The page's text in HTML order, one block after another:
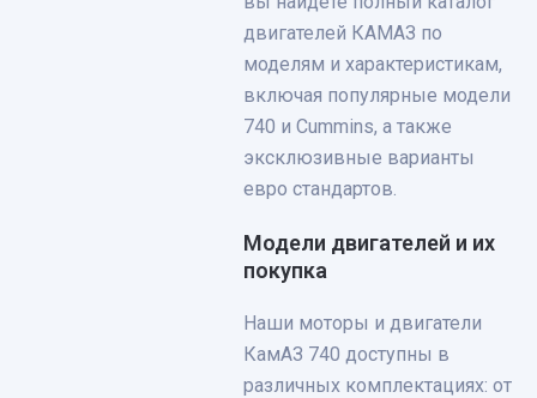
двигателей КАМАЗ по
моделям и характеристикам,
включая популярные модели
740 и Cummins, а также
эксклюзивные варианты
евро стандартов.
Модели двигателей и их
покупка
Наши моторы и двигатели
КамАЗ 740 доступны в
различных комплектациях: от